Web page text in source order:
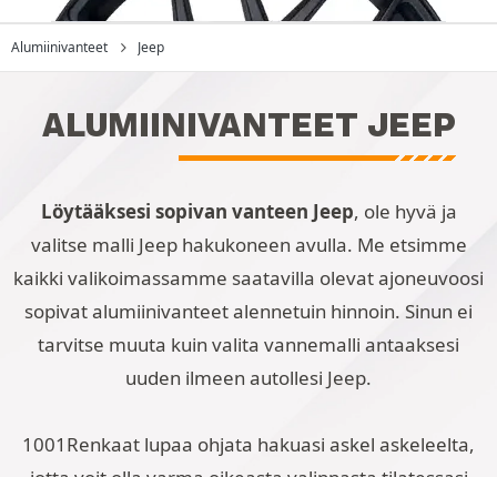
Alumiinivanteet Jeep
ALUMIINIVANTEET JEEP
Löytääksesi sopivan vanteen Jeep, ole hyvä ja
valitse malli Jeep hakukoneen avulla. Me etsimme
kaikki valikoimassamme saatavilla olevat ajoneuvoosi
sopivat alumiinivanteet alennetuin hinnoin. Sinun ei
tarvitse muuta kuin valita vannemalli antaaksesi
uuden ilmeen autollesi Jeep.
1001Renkaat lupaa ohjata hakuasi askel askeleelta,